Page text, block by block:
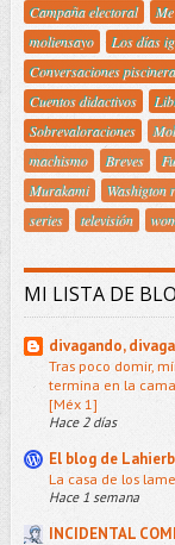
Campaña electoral
moliensayo
Los días
Conversaciones
Cuentos didactivos
Sobrevaloraciones
machismo
Breves
Murakami
Washigton
series
televisión
MI LISTA DE
divagando,
Tras poco domir,
termina en la
[Méx 1]
Hace 2 días
El blog de
La casa de los
Hace 1 semana
INCIDENTAL